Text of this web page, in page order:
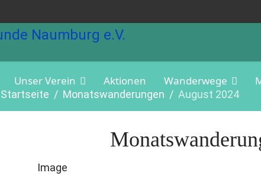
Unser Verein Aktionen Wanderwege
Startseite Monatswanderungen August 2024